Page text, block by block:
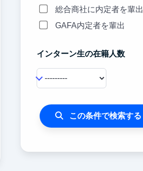
総合商社に内定者を輩出
GAFA内定者を輩出
インターン生の在籍人数
この条件で検索する